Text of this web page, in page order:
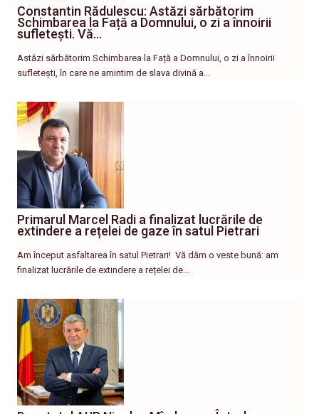
Constantin Rădulescu: Astăzi sărbătorim
Schimbarea la Față a Domnului, o zi a înnoirii
sufletești. Vă…
Astăzi sărbătorim Schimbarea la Față a Domnului, o zi a înnoirii
sufletești, în care ne amintim de slava divină a…
Primarul Marcel Radi a finalizat lucrările de
extindere a rețelei de gaze în satul Pietrari
Am început asfaltarea în satul Pietrari! ​ Vă dăm o veste bună: am
finalizat lucrările de extindere a rețelei de…